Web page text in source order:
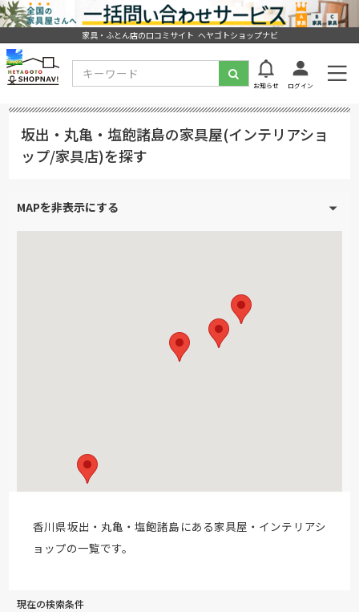
家具・ふとん店の口コミサイト ヘヤゴトショップナビ
お知らせ ログイン
坂出・丸亀・塩飽諸島の家具屋(インテリアショ
ップ/家具店)を探す
香川県坂出・丸亀・塩飽諸島にある家具屋・インテリアシ
ョップの一覧です。
現在の検索条件